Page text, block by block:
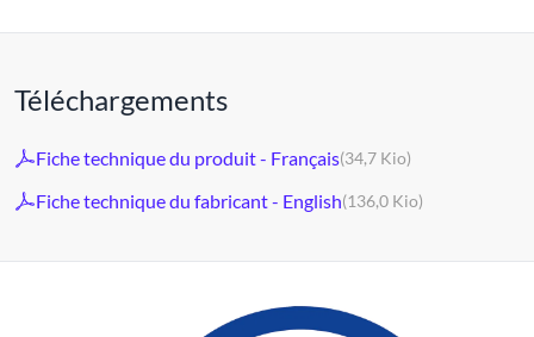
Téléchargements
Fiche technique du produit - Français(34,7 Kio)
Fiche technique du fabricant - English(136,0 Kio)